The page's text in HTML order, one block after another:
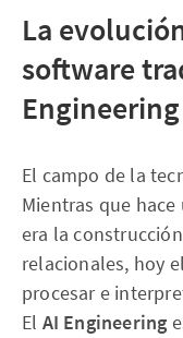
La
software
Engineering
El campo de la
Mientras que
era la
relacionales, hoy
procesar e
El AI Engineering